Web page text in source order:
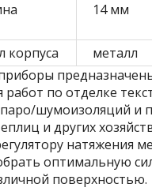
14 мм
корпуса
металл
по отделке
шумоизоляций и
и других
натяжения
оптимальную
поверхностью.